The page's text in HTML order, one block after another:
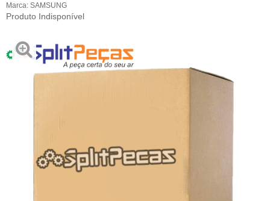
Marca: SAMSUNG
Produto Indisponível